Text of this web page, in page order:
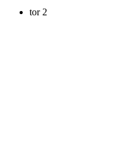
tor 2